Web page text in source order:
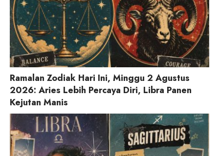
Ramalan Zodiak Hari Ini, Minggu 2 Agustus
2026: Aries Lebih Percaya Diri, Libra Panen
Kejutan Manis